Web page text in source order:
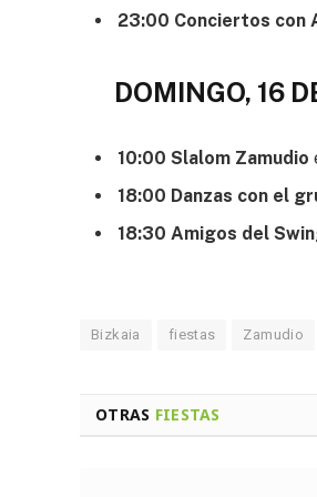
23:00 Conciertos con
DOMINGO, 16
10:00 Slalom Zamudio
18:00 Danzas con el
18:30 Amigos del
Bizkaia fiestas Zamudio
OTRAS FIESTAS